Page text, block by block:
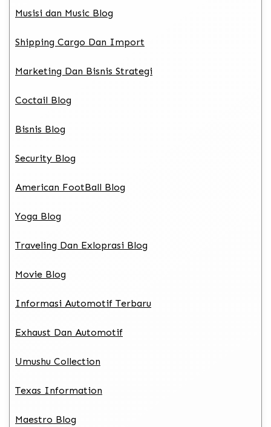
Musisi dan Music Blog
Shipping Cargo Dan Import
Marketing Dan Bisnis Strategi
Coctail Blog
Bisnis Blog
Security Blog
American FootBall Blog
Yoga Blog
Traveling Dan Exloprasi Blog
Movie Blog
Informasi Automotif Terbaru
Exhaust Dan Automotif
Umushu Collection
Texas Information
Maestro Blog